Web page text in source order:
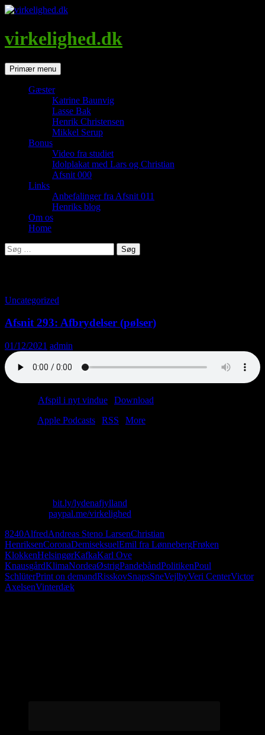
Hop
indhold
virkelighed.dk
SøgPrimær menu
Gæster
Katrine Baunvig
Lasse Bak
Henrik Christensen
Mikkel Serup
Bonus
Video fra studiet
Idolplakat med Lars og Christian
Afsnit 000
Links
Anbefalinger fra Afsnit 011
Henriks blog
Om os
Home
Søg
efter:
Uncategorized
Afsnit 293: Afbrydelser (pølser)
01/12/2021 admin
Afspil i nyt vindue Download
Apple Podcasts RSS
More
bit.ly/lydenafjylland
paypal.me/virkelighed
8240AlfredAndreas Steno LarsenChristian
HenriksenCoronaDemiseksuelEmil fra LønnebergFrøken
KlokkenHelsingørKafkaKarl Ove
KnausgårdKlimaNordeaØstrigPandebåndPolitikenPoul
SchlüterPrint on demandRisskovSnapsSneVejlbyVeri CenterVictor
AxelsenVinterdæk